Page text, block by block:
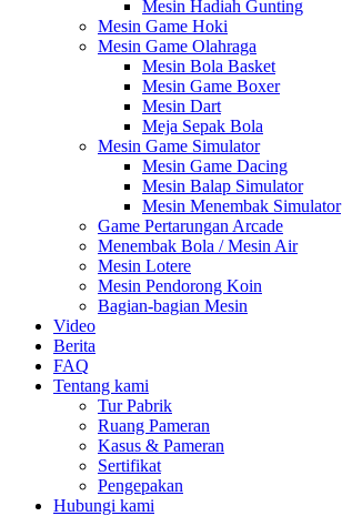
Mesin Hadiah Gunting
Mesin Game Hoki
Mesin Game Olahraga
Mesin Bola Basket
Mesin Game Boxer
Mesin Dart
Meja Sepak Bola
Mesin Game Simulator
Mesin Game Dacing
Mesin Balap Simulator
Mesin Menembak Simulator
Game Pertarungan Arcade
Menembak Bola / Mesin Air
Mesin Lotere
Mesin Pendorong Koin
Bagian-bagian Mesin
Video
Berita
FAQ
Tentang kami
Tur Pabrik
Ruang Pameran
Kasus & Pameran
Sertifikat
Pengepakan
Hubungi kami